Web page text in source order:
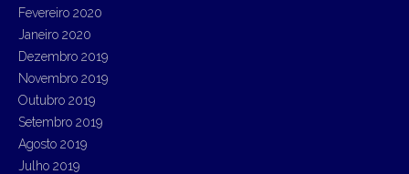
Fevereiro 2020
Janeiro 2020
Dezembro 2019
Novembro 2019
Outubro 2019
Setembro 2019
Agosto 2019
Julho 2019